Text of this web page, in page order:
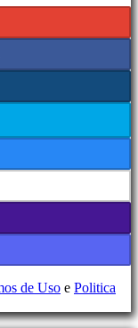
de Uso e Politica